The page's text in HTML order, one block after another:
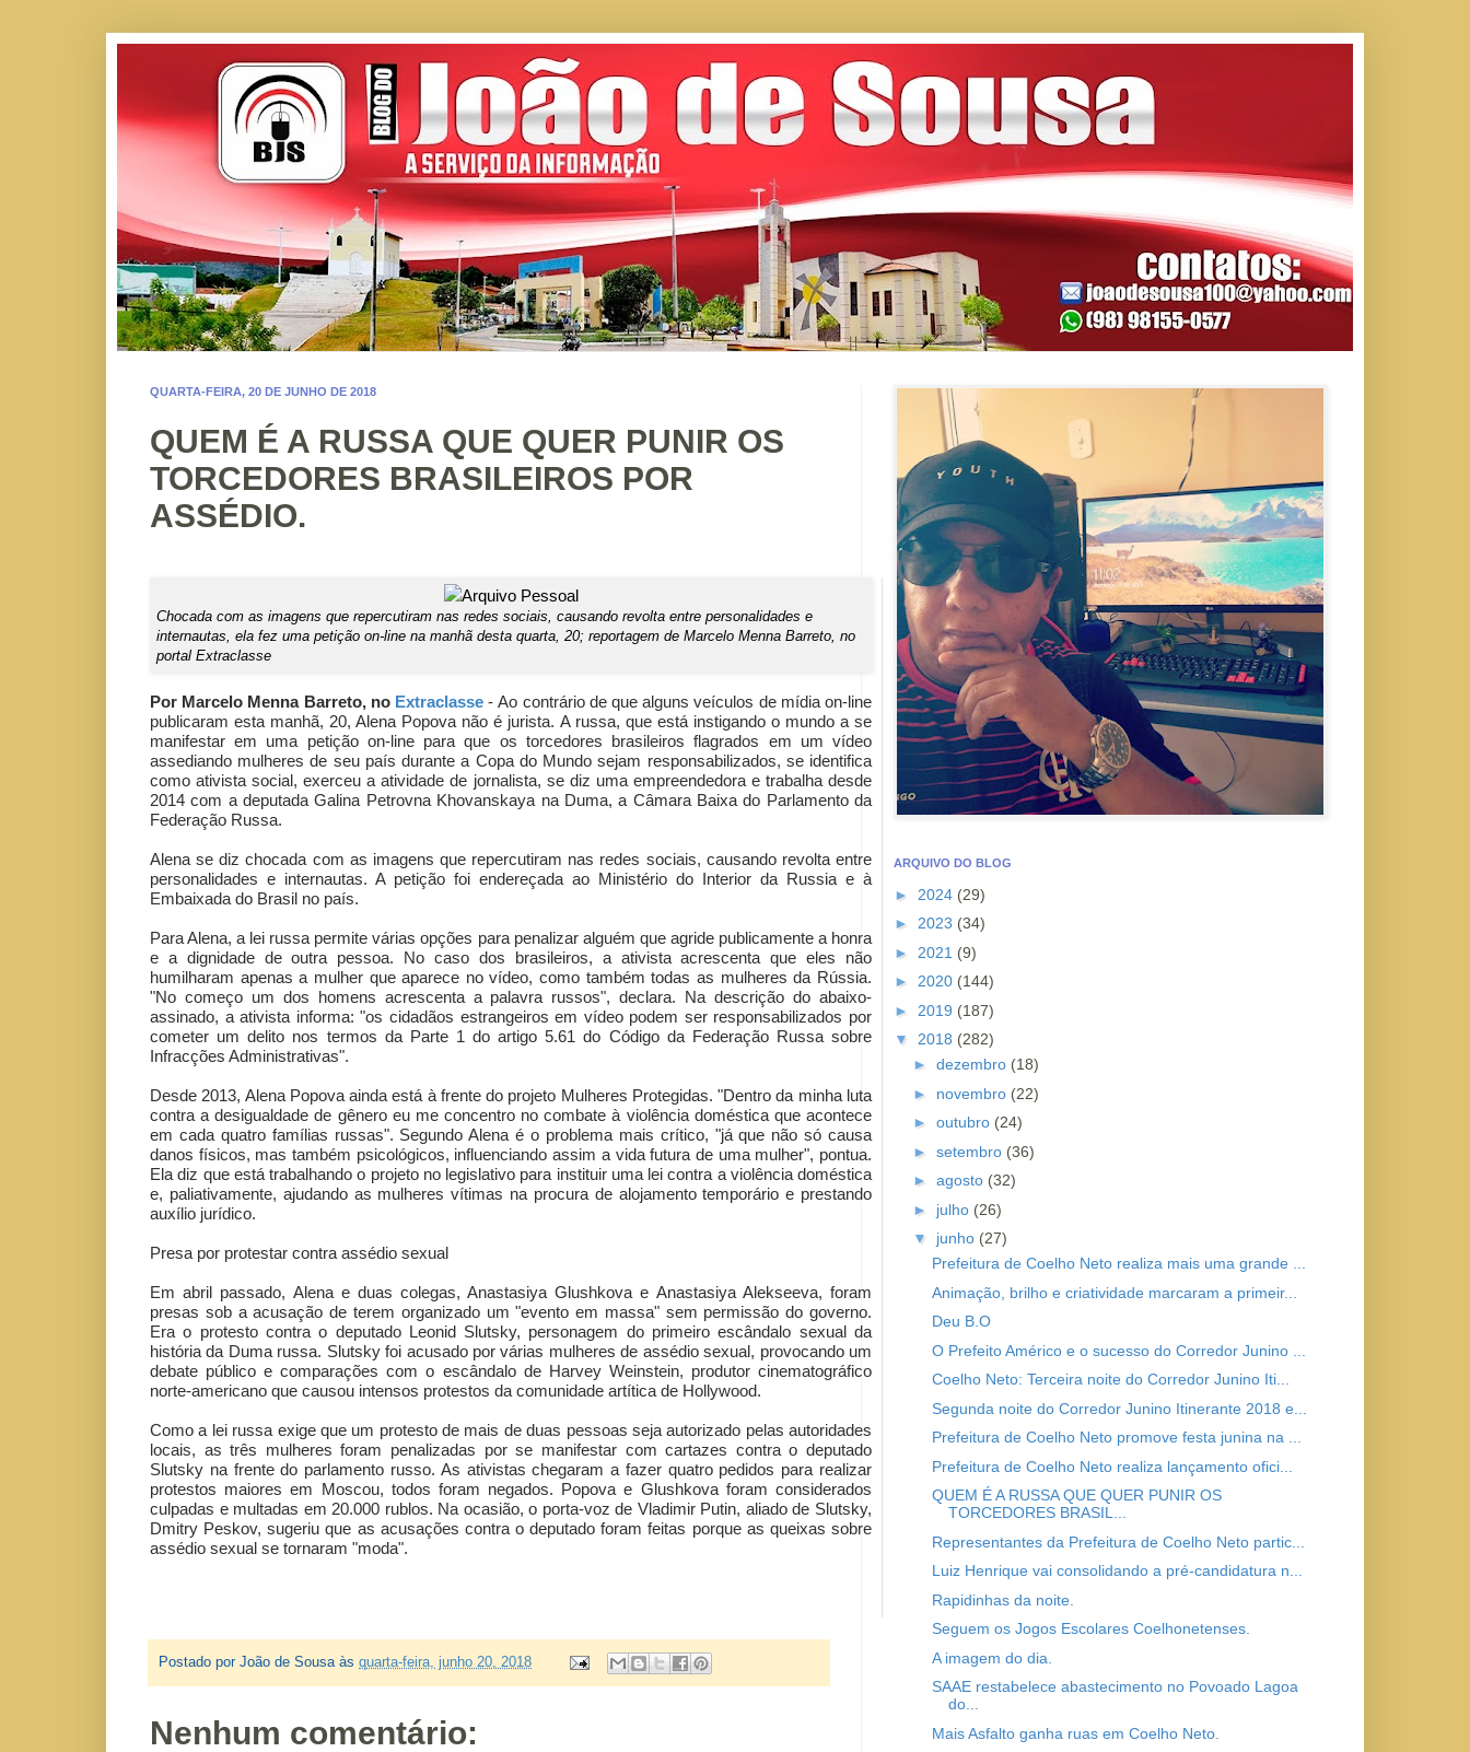
QUARTA-FEIRA, 20 DE JUNHO DE 2018
QUEM É A RUSSA QUE QUER PUNIR OS
TORCEDORES BRASILEIROS POR
ASSÉDIO.
Chocada com as imagens que repercutiram nas redes sociais, causando revolta entre personalidades e
internautas, ela fez uma petição on-line na manhã desta quarta, 20; reportagem de Marcelo Menna Barreto, no
portal Extraclasse
Por Marcelo Menna Barreto, no Extraclasse - Ao contrário de que alguns veículos de mídia on-line
publicaram esta manhã, 20, Alena Popova não é jurista. A russa, que está instigando o mundo a se
manifestar em uma petição on-line para que os torcedores brasileiros flagrados em um vídeo
assediando mulheres de seu país durante a Copa do Mundo sejam responsabilizados, se identifica
como ativista social, exerceu a atividade de jornalista, se diz uma empreendedora e trabalha desde
2014 com a deputada Galina Petrovna Khovanskaya na Duma, a Câmara Baixa do Parlamento da
Federação Russa.
Alena se diz chocada com as imagens que repercutiram nas redes sociais, causando revolta entre
personalidades e internautas. A petição foi endereçada ao Ministério do Interior da Russia e à
Embaixada do Brasil no país.
Para Alena, a lei russa permite várias opções para penalizar alguém que agride publicamente a honra
e a dignidade de outra pessoa. No caso dos brasileiros, a ativista acrescenta que eles não
humilharam apenas a mulher que aparece no vídeo, como também todas as mulheres da Rússia.
"No começo um dos homens acrescenta a palavra russos", declara. Na descrição do abaixo-
assinado, a ativista informa: "os cidadãos estrangeiros em vídeo podem ser responsabilizados por
cometer um delito nos termos da Parte 1 do artigo 5.61 do Código da Federação Russa sobre
Infracções Administrativas".
Desde 2013, Alena Popova ainda está à frente do projeto Mulheres Protegidas. "Dentro da minha luta
contra a desigualdade de gênero eu me concentro no combate à violência doméstica que acontece
em cada quatro famílias russas". Segundo Alena é o problema mais crítico, "já que não só causa
danos físicos, mas também psicológicos, influenciando assim a vida futura de uma mulher", pontua.
Ela diz que está trabalhando o projeto no legislativo para instituir uma lei contra a violência doméstica
e, paliativamente, ajudando as mulheres vítimas na procura de alojamento temporário e prestando
auxílio jurídico.
Presa por protestar contra assédio sexual
Em abril passado, Alena e duas colegas, Anastasiya Glushkova e Anastasiya Alekseeva, foram
presas sob a acusação de terem organizado um "evento em massa" sem permissão do governo.
Era o protesto contra o deputado Leonid Slutsky, personagem do primeiro escândalo sexual da
história da Duma russa. Slutsky foi acusado por várias mulheres de assédio sexual, provocando um
debate público e comparações com o escândalo de Harvey Weinstein, produtor cinematográfico
norte-americano que causou intensos protestos da comunidade artítica de Hollywood.
Como a lei russa exige que um protesto de mais de duas pessoas seja autorizado pelas autoridades
locais, as três mulheres foram penalizadas por se manifestar com cartazes contra o deputado
Slutsky na frente do parlamento russo. As ativistas chegaram a fazer quatro pedidos para realizar
protestos maiores em Moscou, todos foram negados. Popova e Glushkova foram considerados
culpadas e multadas em 20.000 rublos. Na ocasião, o porta-voz de Vladimir Putin, aliado de Slutsky,
Dmitry Peskov, sugeriu que as acusações contra o deputado foram feitas porque as queixas sobre
assédio sexual se tornaram "moda".
Postado por João de Sousa às quarta-feira, junho 20, 2018
Nenhum comentário:
ARQUIVO DO BLOG
► 2024 (29)
► 2023 (34)
► 2021 (9)
► 2020 (144)
► 2019 (187)
▼ 2018 (282)
► dezembro (18)
► novembro (22)
► outubro (24)
► setembro (36)
► agosto (32)
► julho (26)
▼ junho (27)
Prefeitura de Coelho Neto realiza mais uma grande ...
Animação, brilho e criatividade marcaram a primeir...
Deu B.O
O Prefeito Américo e o sucesso do Corredor Junino ...
Coelho Neto: Terceira noite do Corredor Junino Iti...
Segunda noite do Corredor Junino Itinerante 2018 e...
Prefeitura de Coelho Neto promove festa junina na ...
Prefeitura de Coelho Neto realiza lançamento ofici...
QUEM É A RUSSA QUE QUER PUNIR OS
TORCEDORES BRASIL...
Representantes da Prefeitura de Coelho Neto partic...
Luiz Henrique vai consolidando a pré-candidatura n...
Rapidinhas da noite.
Seguem os Jogos Escolares Coelhonetenses.
A imagem do dia.
SAAE restabelece abastecimento no Povoado Lagoa
do...
Mais Asfalto ganha ruas em Coelho Neto.